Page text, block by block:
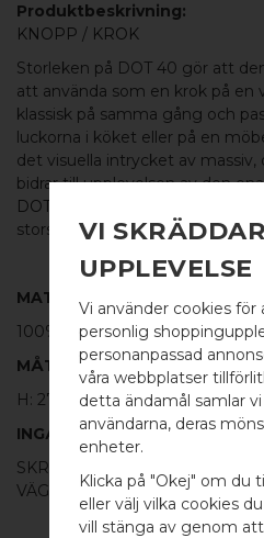
BB SWEDEN
Välj land / Choose
Produktbeskrivning:
KNOPP / KROK
Storleken på DOT 40 gör att
att använda som en krok på en
klassisk på samma gång och
luckorna i köket eller på en
det visuella intrycket av massiv,
bidrar till upplevelsen av den
DOT
designades av oss 2012
storsäljare världen över.
MATERIAL
100%
BORSTAD MÄSSING
MÅTT
H: 27MM Ø: 40MM
INGÅR
SKRUV FÖR LUCKA: M4 X
VÄGG: M4 X 40MM - 1 ST
VI
UPPLEVELSE
Vi använder cookies
personlig
personanpassad
våra webbplatser
detta ändamål samlar
användarna, deras
enheter.
Klicka på "Okej" om du
eller välj vilka cookies
vill stänga av genom